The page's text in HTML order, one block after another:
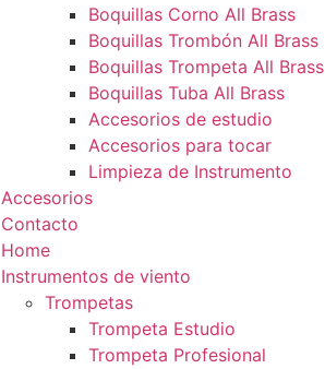
Boquillas Corno All Brass
Boquillas Trombón All Brass
Boquillas Trompeta All Brass
Boquillas Tuba All Brass
Accesorios de estudio
Accesorios para tocar
Limpieza de Instrumento
Accesorios
Contacto
Home
Instrumentos de viento
Trompetas
Trompeta Estudio
Trompeta Profesional